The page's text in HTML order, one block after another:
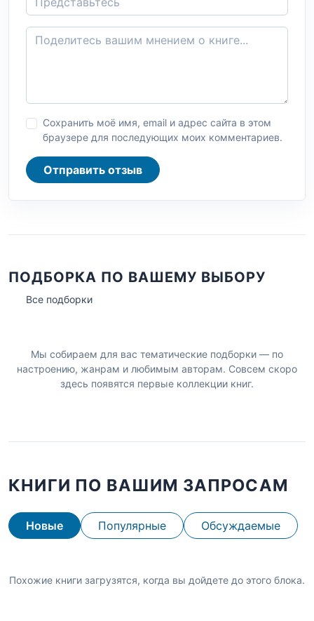
Сохранить моё имя, email и адрес сайта в этом
браузере для последующих моих комментариев.
Отправить отзыв
ПОДБОРКА ПО ВАШЕМУ ВЫБОРУ
Все подборки
Мы собираем для вас тематические подборки — по
настроению, жанрам и любимым авторам. Совсем скоро
здесь появятся первые коллекции книг.
КНИГИ ПО ВАШИМ ЗАПРОСАМ
Новые Популярные Обсуждаемые
Похожие книги загрузятся, когда вы дойдете до этого блока.